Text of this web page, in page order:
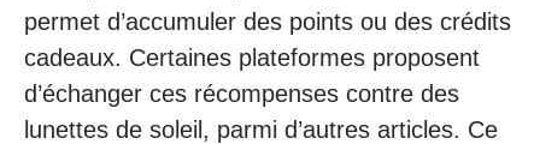
permet d’accumuler des points ou des crédits
cadeaux. Certaines plateformes proposent
d’échanger ces récompenses contre des
lunettes de soleil, parmi d’autres articles. Ce